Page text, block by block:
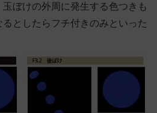
ぼけの外周に発生する色つきも
としたらフチ付きのみといった